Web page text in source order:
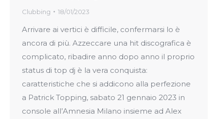
Clubbing 18/01/2023
Arrivare ai vertici è difficile, confermarsi lo è
ancora di più. Azzeccare una hit discografica è
complicato, ribadire anno dopo anno il proprio
status di top dj è la vera conquista:
caratteristiche che si addicono alla perfezione
a Patrick Topping, sabato 21 gennaio 2023 in
console all’Amnesia Milano insieme ad Alex